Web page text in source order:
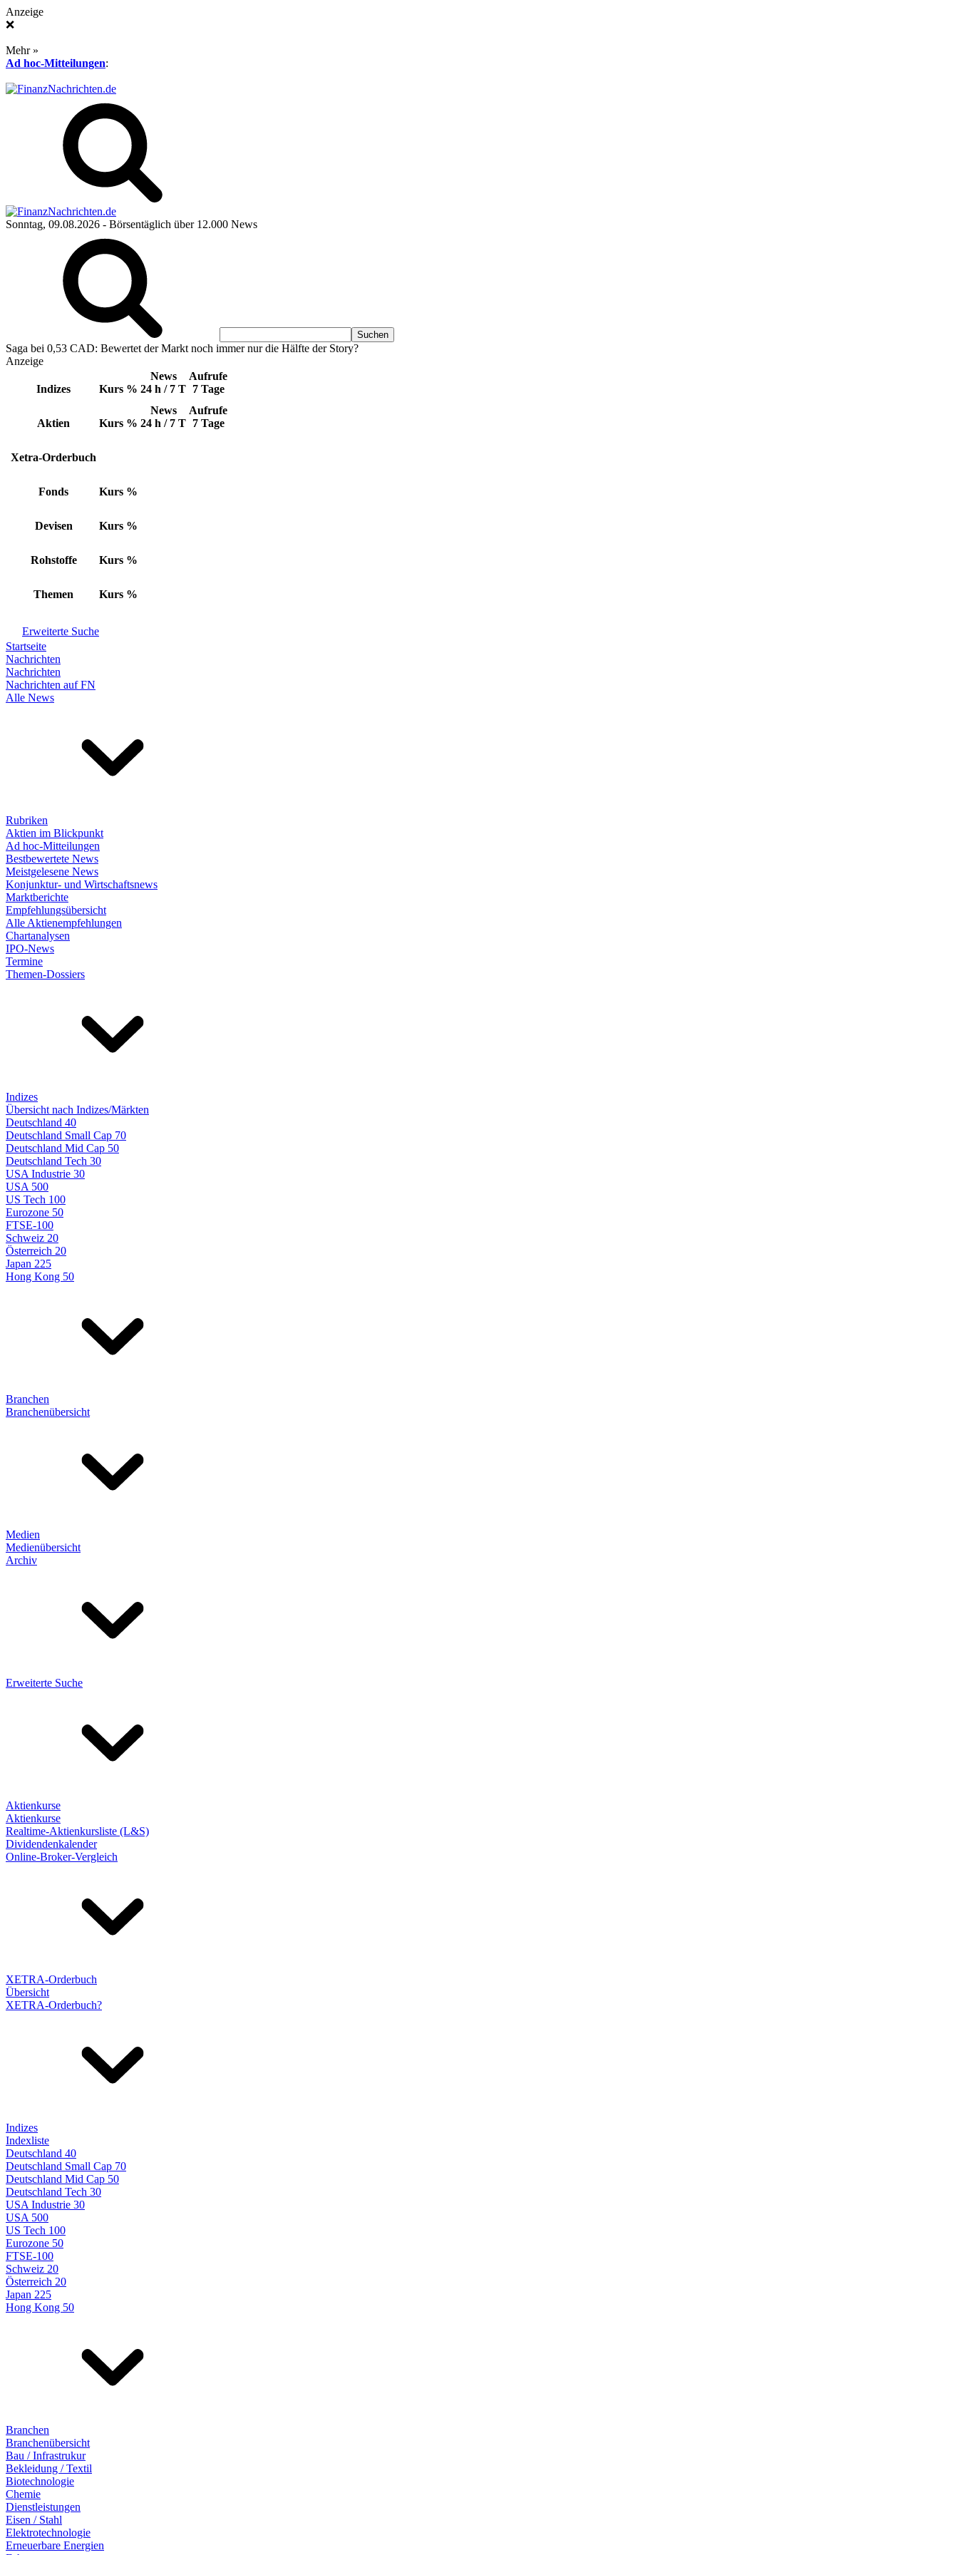
Anzeige
❌
Mehr »
Ad hoc-Mitteilungen:
Sonntag, 09.08.2026 - Börsentäglich über 12.000 News
Saga bei 0,53 CAD: Bewertet der Markt noch immer nur die Hälfte der Story?
Anzeige
Indizes Kurs %
News
24 h / 7 T
Aufrufe
7 Tage
Aktien Kurs %
News
24 h / 7 T
Aufrufe
7 Tage
Xetra-Orderbuch
Fonds Kurs %
Devisen Kurs %
Rohstoffe Kurs %
Themen Kurs %
Erweiterte Suche
Startseite
Nachrichten
Nachrichten
Nachrichten auf FN
Alle News
Rubriken
Aktien im Blickpunkt
Ad hoc-Mitteilungen
Bestbewertete News
Meistgelesene News
Konjunktur- und Wirtschaftsnews
Marktberichte
Empfehlungsübersicht
Alle Aktienempfehlungen
Chartanalysen
IPO-News
Termine
Themen-Dossiers
Indizes
Übersicht nach Indizes/Märkten
Deutschland 40
Deutschland Small Cap 70
Deutschland Mid Cap 50
Deutschland Tech 30
USA Industrie 30
USA 500
US Tech 100
Eurozone 50
FTSE-100
Schweiz 20
Österreich 20
Japan 225
Hong Kong 50
Branchen
Branchenübersicht
Medien
Medienübersicht
Archiv
Erweiterte Suche
Aktienkurse
Aktienkurse
Realtime-Aktienkursliste (L&S)
Dividendenkalender
Online-Broker-Vergleich
XETRA-Orderbuch
Übersicht
XETRA-Orderbuch?
Indizes
Indexliste
Deutschland 40
Deutschland Small Cap 70
Deutschland Mid Cap 50
Deutschland Tech 30
USA Industrie 30
USA 500
US Tech 100
Eurozone 50
FTSE-100
Schweiz 20
Österreich 20
Japan 225
Hong Kong 50
Branchen
Branchenübersicht
Bau / Infrastrukur
Bekleidung / Textil
Biotechnologie
Chemie
Dienstleistungen
Eisen / Stahl
Elektrotechnologie
Erneuerbare Energien